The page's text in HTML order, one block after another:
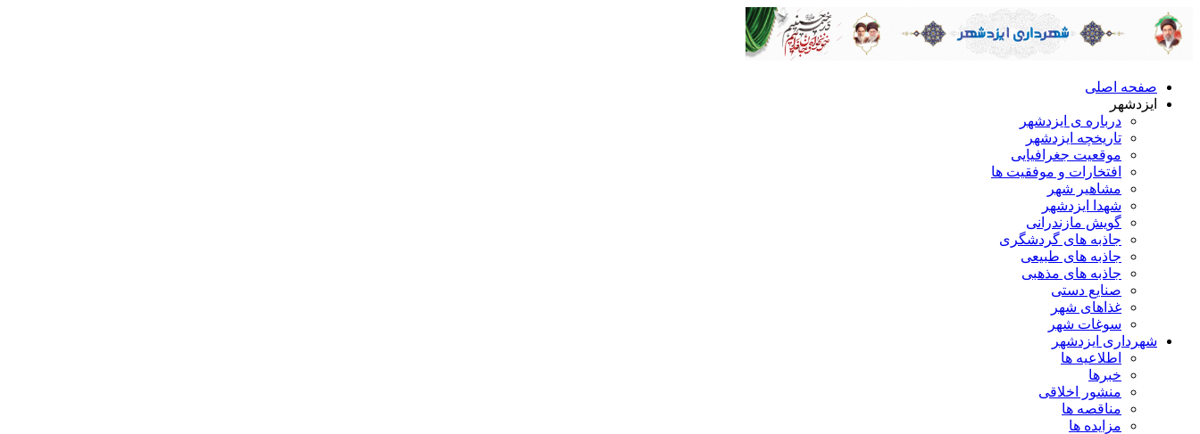
صفحه اصلی
ایزدشهر
درباره ی ایزدشهر
تاریخچه ایزدشهر
موقعیت جغرافیایی
افتخارات و موفقیت ها
مشاهیر شهر
شهدا ایزدشهر
گویش مازندرانی
جاذبه های گردشگری
جاذبه های طبیعی
جاذبه های مذهبی
صنایع دستی
غذاهای شهر
سوغات شهر
شهرداری ایزدشهر
اطلاعیه ها
خبرها
منشور اخلاقی
مناقصه ها
مزایده ها